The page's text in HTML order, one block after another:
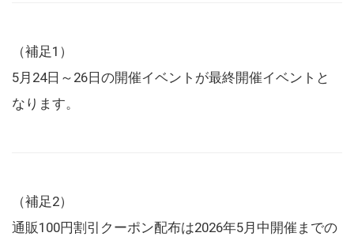
（補足1）
5月24日～26日の開催イベントが最終開催イベントと
なります。
（補足2）
通販100円割引クーポン配布は2026年5月中開催までの